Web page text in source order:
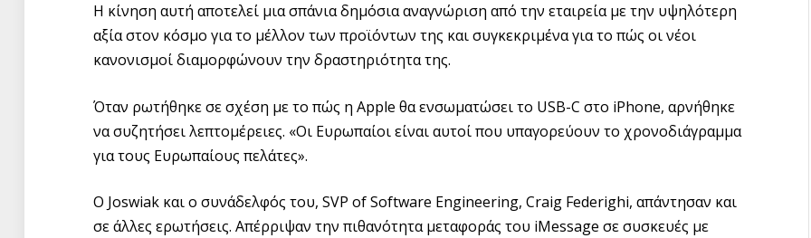
Η κίνηση αυτή αποτελεί μια σπάνια δημόσια αναγνώριση από την εταιρεία με την υψηλότερη
αξία στον κόσμο για το μέλλον των προϊόντων της και συγκεκριμένα για το πώς οι νέοι
κανονισμοί διαμορφώνουν την δραστηριότητα της.
Όταν ρωτήθηκε σε σχέση με το πώς η Apple θα ενσωματώσει το USB-C στο iPhone, αρνήθηκε
να συζητήσει λεπτομέρειες. «Οι Ευρωπαίοι είναι αυτοί που υπαγορεύουν το χρονοδιάγραμμα
για τους Ευρωπαίους πελάτες».
Ο Joswiak και ο συνάδελφός του, SVP of Software Engineering, Craig Federighi, απάντησαν και
σε άλλες ερωτήσεις. Απέρριψαν την πιθανότητα μεταφοράς του iMessage σε συσκευές με